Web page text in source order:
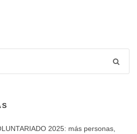
2025: más personas,